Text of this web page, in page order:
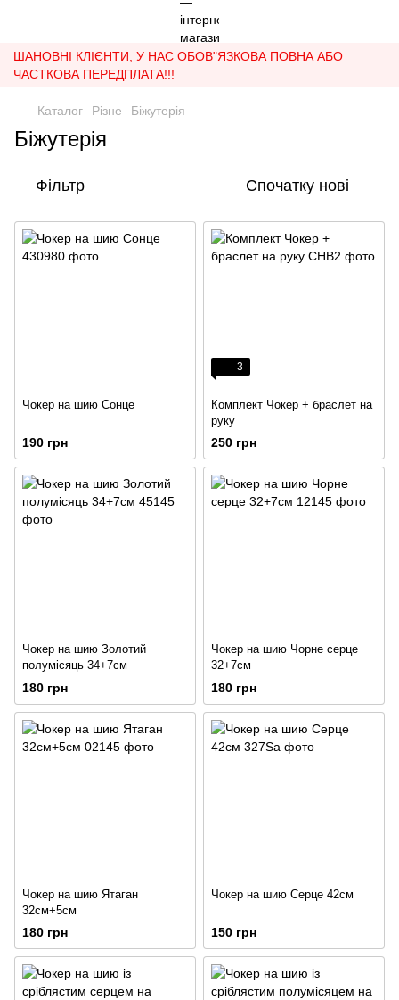
ШАНОВНІ КЛІЄНТИ, У НАС ОБОВ"ЯЗКОВА ПОВНА АБО
ЧАСТКОВА ПЕРЕДПЛАТА!!!
Каталог Різне Біжутерія
Біжутерія
Фільтр Спочатку нові
Чокер на шию Сонце
190 грн
3
Комплект Чокер + браслет на
руку
250 грн
Чокер на шию Золотий
полумісяць 34+7см
180 грн
Чокер на шию Чорне серце
32+7см
180 грн
Чокер на шию Ятаган
32см+5см
180 грн
Чокер на шию Серце 42см
150 грн